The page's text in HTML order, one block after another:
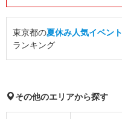
東京都の夏休み人気イベント
ランキング
その他のエリアから探す